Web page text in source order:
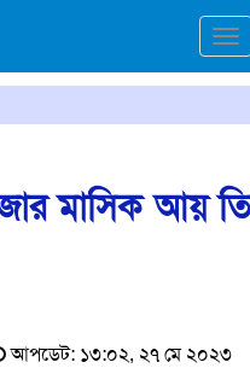
মাসিক আয়
আপডেট: ১৩:০২, ২৭ মে ২০২৩